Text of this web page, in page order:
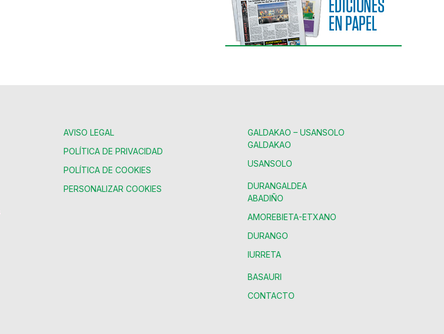
AVISO LEGAL
POLÍTICA DE PRIVACIDAD
POLÍTICA DE COOKIES
PERSONALIZAR COOKIES
GALDAKAO – USANSOLO
GALDAKAO
USANSOLO
DURANGALDEA
ABADIÑO
AMOREBIETA-ETXANO
DURANGO
IURRETA
BASAURI
CONTACTO